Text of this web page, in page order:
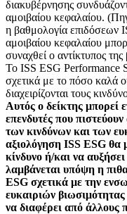
διακυβέρνησης
αμοιβαίου κεφαλαίου.
η βαθμολογία επιδόσεων
αμοιβαίου κεφαλαίου
συναχθεί ο αντίκτυπος
Το ISS ESG Performance
σχετικά με το πόσο καλά
διαχειρίζονται τους
Αυτός ο δείκτης μπορεί
επενδυτές που
των κινδύνων και των
αξιολόγηση ISS ESG θα
κίνδυνο ή/και να
λαμβάνεται υπόψη η
ESG σχετικά με την
ευκαιριών
να διαφέρει από άλλους